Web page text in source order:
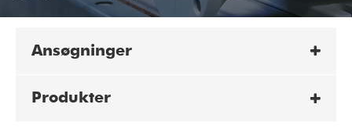
Ansøgninger
Produkter